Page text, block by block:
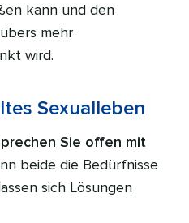
kann und den
mehr
wird.
Sexualleben
Sie offen mit
beide die Bedürfnisse
sich Lösungen